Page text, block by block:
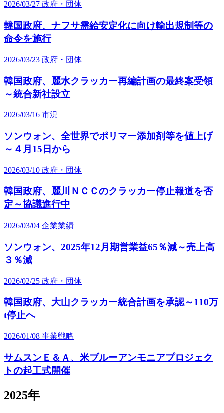
2026/03/27 政府・団体
韓国政府、ナフサ需給安定化に向け輸出規制等の
命令を施行
2026/03/23 政府・団体
韓国政府、麗水クラッカー再編計画の最終案受領
～統合新社設立
2026/03/16 市況
ソンウォン、全世界でポリマー添加剤等を値上げ
～４月15日から
2026/03/10 政府・団体
韓国政府、麗川ＮＣＣのクラッカー停止報道を否
定～協議進行中
2026/03/04 企業業績
ソンウォン、2025年12月期営業益65％減～売上高
３％減
2026/02/25 政府・団体
韓国政府、大山クラッカー統合計画を承認～110万
t停止へ
2026/01/08 事業戦略
サムスンＥ＆Ａ、米ブルーアンモニアプロジェク
トの起工式開催
2025年